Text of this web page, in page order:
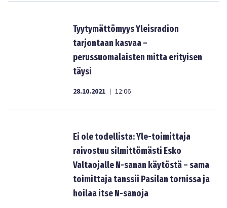
Tyytymättömyys Yleisradion
tarjontaan kasvaa –
perussuomalaisten mitta erityisen
täysi
28.10.2021 | 12:06
Ei ole todellista: Yle-toimittaja
raivostuu silmittömästi Esko
Valtaojalle N-sanan käytöstä – sama
toimittaja tanssii Pasilan tornissa ja
hoilaa itse N-sanoja